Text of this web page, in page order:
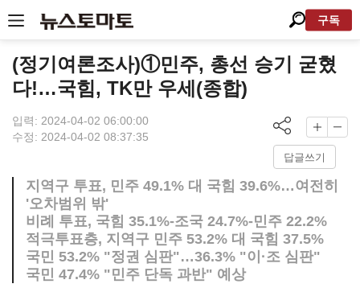
구독
(정기여론조사)①민주, 총선 승기 굳혔
다!…국힘, TK만 우세(종합)
입력: 2024-04-02 06:00:00
수정: 2024-04-02 08:37:35
답글쓰기
지역구 투표, 민주 49.1% 대 국힘 39.6%…여전히
'오차범위 밖'
비례 투표, 국힘 35.1%-조국 24.7%-민주 22.2%
적극투표층, 지역구 민주 53.2% 대 국힘 37.5%
국민 53.2% "정권 심판"…36.3% "이·조 심판"
국민 47.4% "민주 단독 과반" 예상